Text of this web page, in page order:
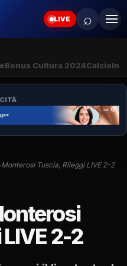
LIVE ⌕
Bonus Cultura 2024Calcio
Tuscia, Rileggi LIVE 2-2
2-2